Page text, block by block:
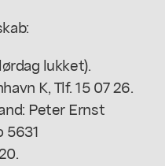
lukket).
K, Tlf. 15 07 26.
Peter Ernst
5631